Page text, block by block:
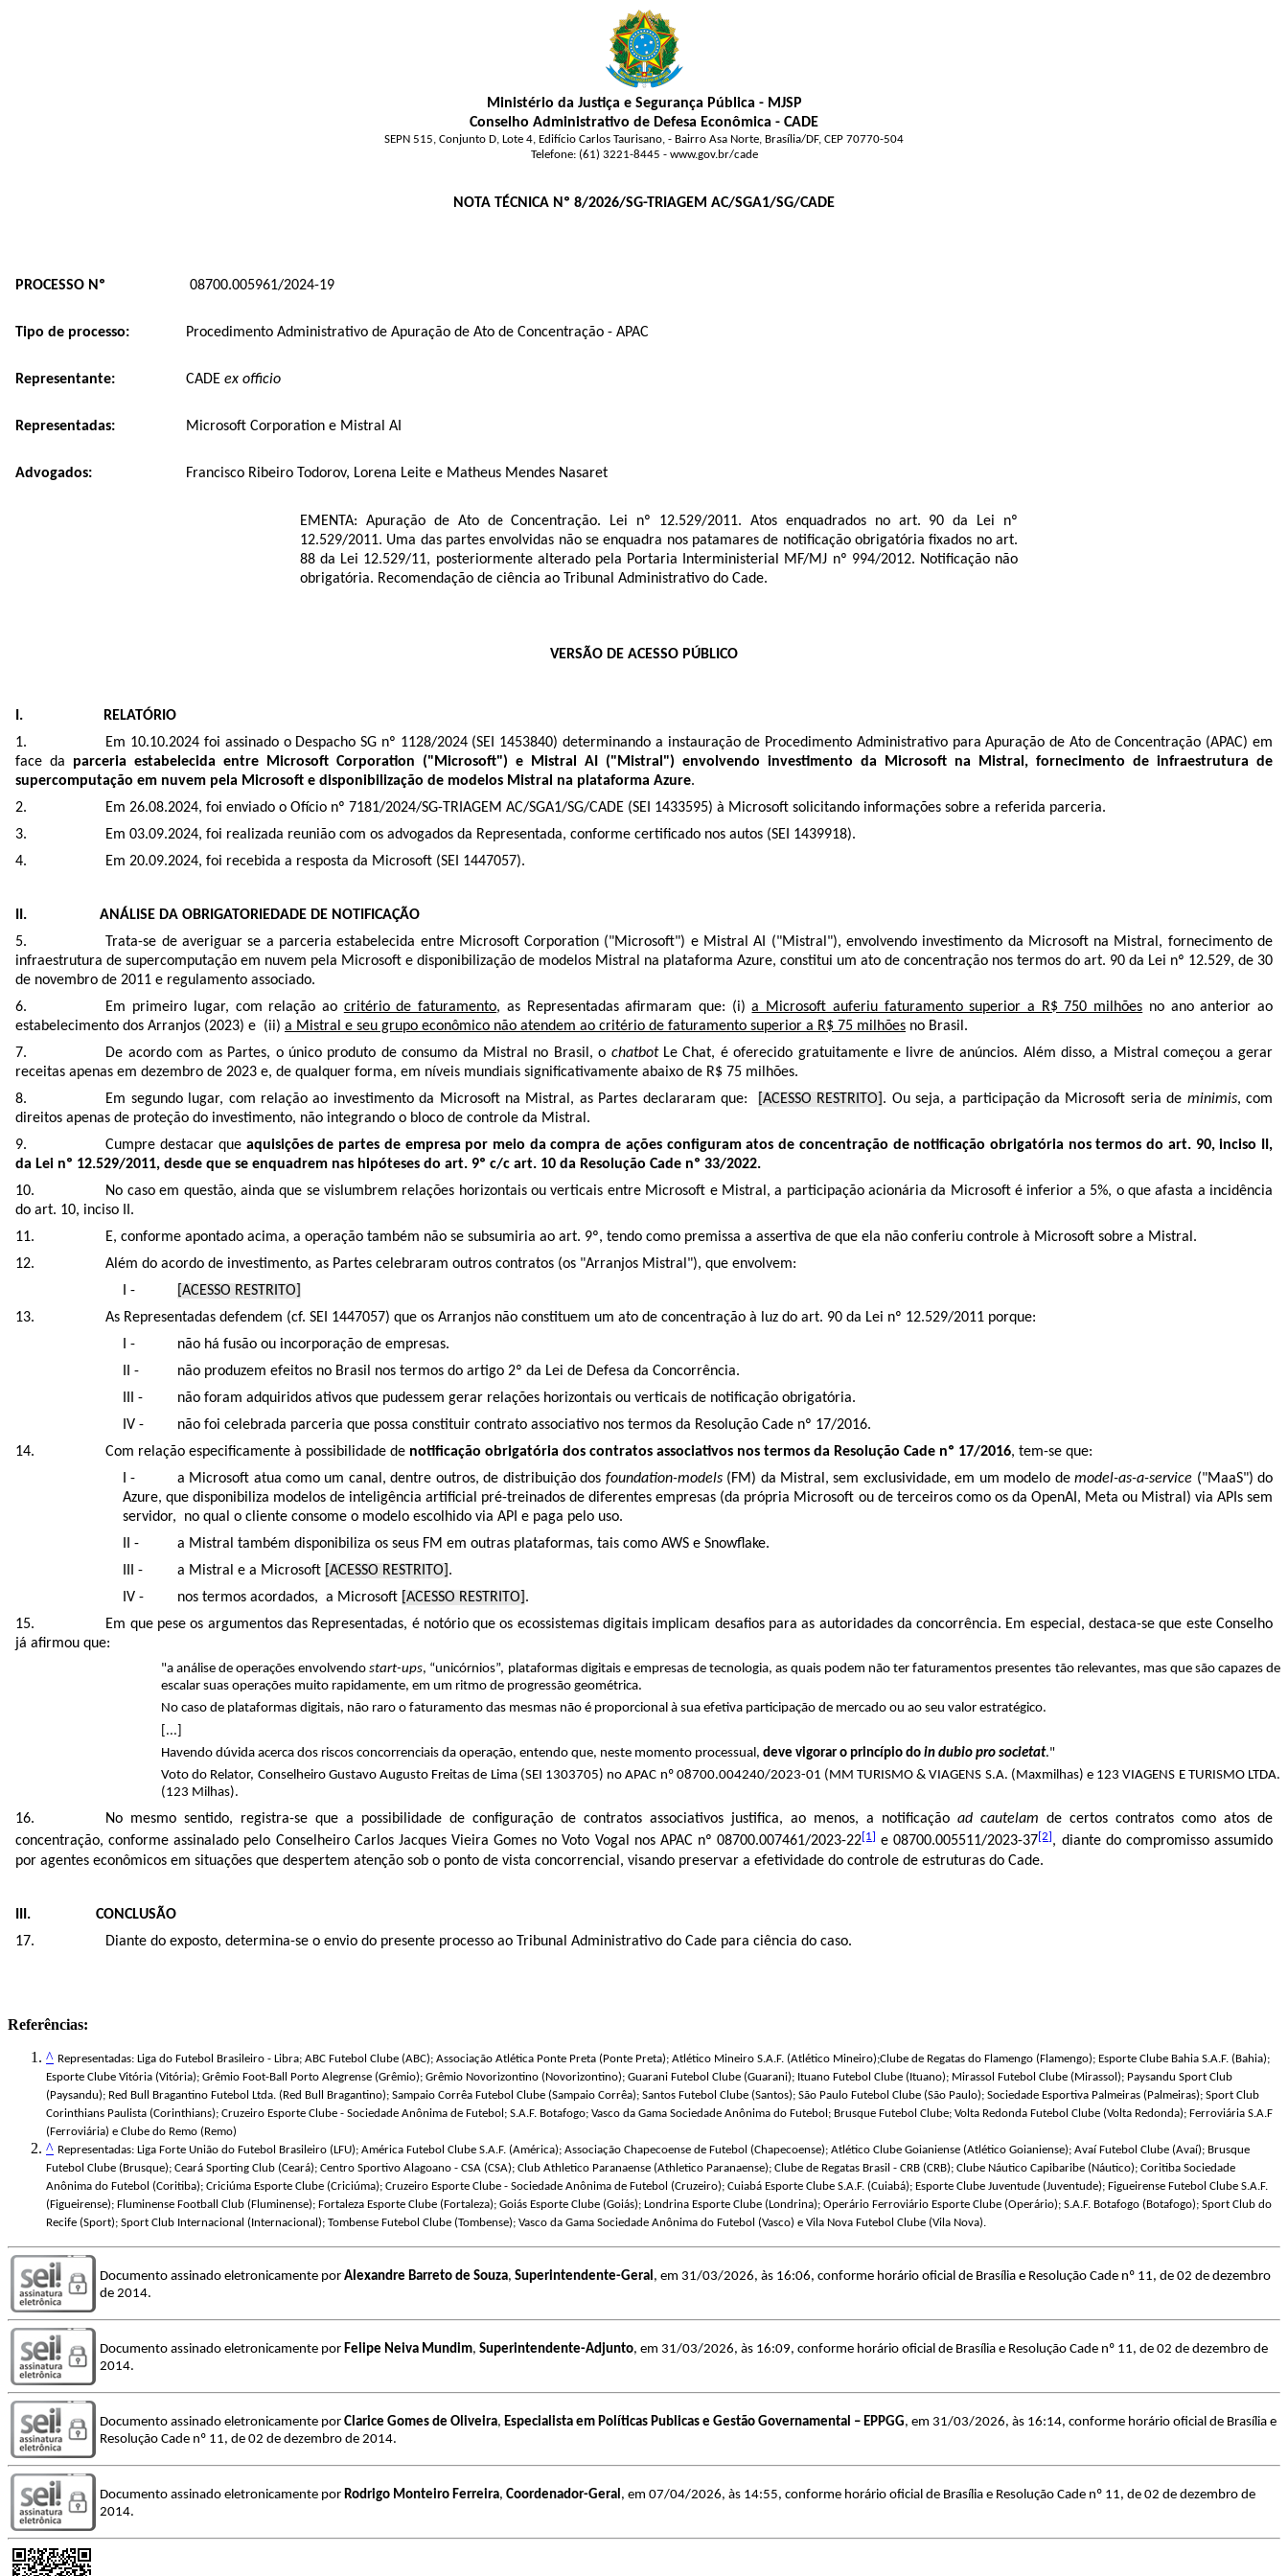
Ministério da Justiça e Segurança Pública - MJSP
Conselho Administrativo de Defesa Econômica - CADE
SEPN 515, Conjunto D, Lote 4, Edifício Carlos Taurisano, - Bairro Asa Norte, Brasília/DF, CEP 70770-504
Telefone: (61) 3221-8445 - www.gov.br/cade
NOTA TÉCNICA Nº 8/2026/SG-TRIAGEM AC/SGA1/SG/CADE
PROCESSO Nº 08700.005961/2024-19
Tipo de processo: Procedimento Administrativo de Apuração de Ato de Concentração - APAC
Representante: CADE ex officio
Representadas: Microsoft Corporation e Mistral AI
Advogados: Francisco Ribeiro Todorov, Lorena Leite e Matheus Mendes Nasaret
EMENTA: Apuração de Ato de Concentração. Lei nº 12.529/2011. Atos enquadrados no art. 90 da Lei nº
12.529/2011. Uma das partes envolvidas não se enquadra nos patamares de notificação obrigatória fixados no art.
88 da Lei 12.529/11, posteriormente alterado pela Portaria Interministerial MF/MJ nº 994/2012. Notificação não
obrigatória. Recomendação de ciência ao Tribunal Administrativo do Cade.
VERSÃO DE ACESSO PÚBLICO
I. RELATÓRIO
Em 10.10.2024 foi assinado o Despacho SG nº 1128/2024 (SEI 1453840) determinando a instauração de Procedimento Administrativo para Apuração de Ato de Concentração (APAC) em
face da parceria estabelecida entre Microsoft Corporation ("Microsoft") e Mistral AI ("Mistral") envolvendo investimento da Microsoft na Mistral, fornecimento de infraestrutura de
supercomputação em nuvem pela Microsoft e disponibilização de modelos Mistral na plataforma Azure.
Em 26.08.2024, foi enviado o Ofício nº 7181/2024/SG-TRIAGEM AC/SGA1/SG/CADE (SEI 1433595) à Microsoft solicitando informações sobre a referida parceria.
Em 03.09.2024, foi realizada reunião com os advogados da Representada, conforme certificado nos autos (SEI 1439918).
Em 20.09.2024, foi recebida a resposta da Microsoft (SEI 1447057).
II. ANÁLISE DA OBRIGATORIEDADE DE NOTIFICAÇÃO
Trata-se de averiguar se a parceria estabelecida entre Microsoft Corporation ("Microsoft") e Mistral AI ("Mistral"), envolvendo investimento da Microsoft na Mistral, fornecimento de
infraestrutura de supercomputação em nuvem pela Microsoft e disponibilização de modelos Mistral na plataforma Azure, constitui um ato de concentração nos termos do art. 90 da Lei nº 12.529, de 30
de novembro de 2011 e regulamento associado.
Em primeiro lugar, com relação ao critério de faturamento, as Representadas afirmaram que: (i)a Microsoft auferiu faturamento superior a R$ 750 milhões no ano anterior ao
estabelecimento dos Arranjos (2023) e (ii) a Mistral e seu grupo econômico não atendem ao critério de faturamento superior a R$ 75 milhões no Brasil.
De acordo com as Partes, o único produto de consumo da Mistral no Brasil, o chatbot Le Chat, é oferecido gratuitamente e livre de anúncios. Além disso, a Mistral começou a gerar
receitas apenas em dezembro de 2023 e, de qualquer forma, em níveis mundiais significativamente abaixo de R$ 75 milhões.
Em segundo lugar, com relação ao investimento da Microsoft na Mistral, as Partes declararam que: [ACESSO RESTRITO] . Ou seja, a participação da Microsoft seria de minimis, com
direitos apenas de proteção do investimento, não integrando o bloco de controle da Mistral.
Cumpre destacar que aquisições de partes de empresa por meio da compra de ações configuram atos de concentração de notificação obrigatória nos termos do art. 90, inciso II,
da Lei nº 12.529/2011, desde que se enquadrem nas hipóteses do art. 9º c/c art. 10 da Resolução Cade nº 33/2022.
No caso em questão, ainda que se vislumbrem relações horizontais ou verticais entre Microsoft e Mistral, a participação acionária da Microsoft é inferior a 5%, o que afasta a incidência
do art. 10, inciso II.
E, conforme apontado acima, a operação também não se subsumiria ao art. 9º, tendo como premissa a assertiva de que ela não conferiu controle à Microsoft sobre a Mistral.
Além do acordo de investimento, as Partes celebraram outros contratos (os "Arranjos Mistral"), que envolvem:
[ACESSO RESTRITO]
As Representadas defendem (cf. SEI 1447057) que os Arranjos não constituem um ato de concentração à luz do art. 90 da Lei nº 12.529/2011 porque:
não há fusão ou incorporação de empresas.
não produzem efeitos no Brasil nos termos do artigo 2º da Lei de Defesa da Concorrência.
não foram adquiridos ativos que pudessem gerar relações horizontais ou verticais de notificação obrigatória.
não foi celebrada parceria que possa constituir contrato associativo nos termos da Resolução Cade nº 17/2016.
Com relação especificamente à possibilidade de notificação obrigatória dos contratos associativos nos termos da Resolução Cade nº 17/2016, tem-se que:
a Microsoft atua como um canal, dentre outros, de distribuição dos foundation-models(FM) da Mistral, sem exclusividade, em um modelo demodel-as-a-service ("MaaS") do
Azure, que disponibiliza modelos de inteligência artificial pré-treinados de diferentes empresas (da própria Microsoft ou de terceiros como os da OpenAI, Meta ou Mistral) via APIs sem
servidor,
no qual o cliente consome o modelo escolhido via API e paga pelo uso.
a Mistral também disponibiliza os seus FM em outras plataformas, tais como AWS e Snowflake.
a Mistral e a Microsoft [ACESSO RESTRITO] .
nos termos acordados, a Microsoft [ACESSO RESTRITO] .
Em que pese os argumentos das Representadas, é notório que os ecossistemas digitais implicam desafios para as autoridades da concorrência. Em especial, destaca-se que este Conselho
já afirmou que:
"a análise de operações envolvendostart-ups, “unicórnios”, plataformas digitais e empresas de tecnologia, as quais podem não ter faturamentos presentes tão relevantes, mas que são capazes de
escalar suas operações muito rapidamente, em um ritmo de progressão geométrica.
No caso de plataformas digitais, não raro o faturamento das mesmas não é proporcional à sua efetiva participação de mercado ou ao seu valor estratégico.
[...]
Havendo dúvida acerca dos riscos concorrenciais da operação, entendo que, neste momento processual, deve vigorar o princípio do in dubio pro societat."
Voto do Relator, Conselheiro Gustavo Augusto Freitas de Lima (SEI 1303705) no APAC nº 08700.004240/2023-01 (MM TURISMO & VIAGENS S.A. (Maxmilhas) e 123 VIAGENS E TURISMO LTDA.
(123 Milhas).
No mesmo sentido, registra-se que a possibilidade de configuração de contratos associativos justifica, ao menos, a notificaçãoad cautelam de certos contratos como atos de
concentração, conforme assinalado pelo Conselheiro Carlos Jacques Vieira Gomes no Voto Vogal nos APAC nº 08700.007461/2023-22[1] e 08700.005511/2023-37 [2] , diante do compromisso assumido
por agentes econômicos em situações que despertem atenção sob o ponto de vista concorrencial, visando preservar a efetividade do controle de estruturas do Cade.
III. CONCLUSÃO
Diante do exposto,determina-se o envio do presente processo ao Tribunal Administrativo do Cade para ciência do caso.
Referências:
^ Representadas: Liga do Futebol Brasileiro - Libra; ABC Futebol Clube (ABC); Associação Atlética Ponte Preta (Ponte Preta); Atlético Mineiro S.A.F. (Atlético Mineiro);Clube de Regatas do Flamengo (Flamengo); Esporte Clube Bahia S.A.F. (Bahia);
Esporte Clube Vitória (Vitória); Grêmio Foot-Ball Porto Alegrense (Grêmio); Grêmio Novorizontino (Novorizontino); Guarani Futebol Clube (Guarani); Ituano Futebol Clube (Ituano); Mirassol Futebol Clube (Mirassol); Paysandu Sport Club
(Paysandu); Red Bull Bragantino Futebol Ltda. (Red Bull Bragantino); Sampaio Corrêa Futebol Clube (Sampaio Corrêa); Santos Futebol Clube (Santos); São Paulo Futebol Clube (São Paulo); Sociedade Esportiva Palmeiras (Palmeiras); Sport Club
Corinthians Paulista (Corinthians); Cruzeiro Esporte Clube - Sociedade Anônima de Futebol; S.A.F. Botafogo; Vasco da Gama Sociedade Anônima do Futebol; Brusque Futebol Clube; Volta Redonda Futebol Clube (Volta Redonda); Ferroviária S.A.F
(Ferroviária) e Clube do Remo (Remo)
^ Representadas: Liga Forte União do Futebol Brasileiro (LFU); América Futebol Clube S.A.F. (América); Associação Chapecoense de Futebol (Chapecoense); Atlético Clube Goianiense (Atlético Goianiense); Avaí Futebol Clube (Avaí); Brusque
Futebol Clube (Brusque); Ceará Sporting Club (Ceará); Centro Sportivo Alagoano - CSA (CSA); Club Athletico Paranaense (Athletico Paranaense); Clube de Regatas Brasil - CRB (CRB); Clube Náutico Capibaribe (Náutico); Coritiba Sociedade
Anônima do Futebol (Coritiba); Criciúma Esporte Clube (Criciúma); Cruzeiro Esporte Clube - Sociedade Anônima de Futebol (Cruzeiro); Cuiabá Esporte Clube S.A.F. (Cuiabá); Esporte Clube Juventude (Juventude); Figueirense Futebol Clube S.A.F.
(Figueirense); Fluminense Football Club (Fluminense); Fortaleza Esporte Clube (Fortaleza); Goiás Esporte Clube (Goiás); Londrina Esporte Clube (Londrina); Operário Ferroviário Esporte Clube (Operário); S.A.F. Botafogo (Botafogo); Sport Club do
Recife (Sport); Sport Club Internacional (Internacional); Tombense Futebol Clube (Tombense); Vasco da Gama Sociedade Anônima do Futebol (Vasco) e Vila Nova Futebol Clube (Vila Nova).
Documento assinado eletronicamente por Alexandre Barreto de Souza, Superintendente-Geral , em 31/03/2026, às 16:06, conforme horário oficial de Brasília e Resolução Cade nº 11, de 02 de dezembro
de 2014.
Documento assinado eletronicamente por Felipe Neiva Mundim, Superintendente-Adjunto, em 31/03/2026, às 16:09, conforme horário oficial de Brasília e Resolução Cade nº 11, de 02 de dezembro de
2014.
Documento assinado eletronicamente por Clarice Gomes de Oliveira, Especialista em Políticas Publicas e Gestão Governamental – EPPGG, em 31/03/2026, às 16:14, conforme horário oficial de Brasília e
Resolução Cade nº 11, de 02 de dezembro de 2014.
Documento assinado eletronicamente por Rodrigo Monteiro Ferreira, Coordenador-Geral , em 07/04/2026, às 14:55, conforme horário oficial de Brasília e Resolução Cade nº 11, de 02 de dezembro de
2014.